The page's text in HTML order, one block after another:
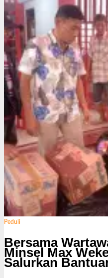
Peduli
Bersama
Minsel Max
Salurkan